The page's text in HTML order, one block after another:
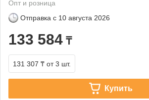
Опт и розница
Отправка с 10 августа 2026
133 584 ₸
131 307 ₸ от 3 шт.
Купить